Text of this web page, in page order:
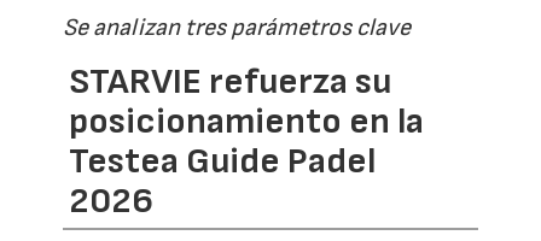
Se analizan tres parámetros clave
STARVIE refuerza su
posicionamiento en la
Testea Guide Padel
2026